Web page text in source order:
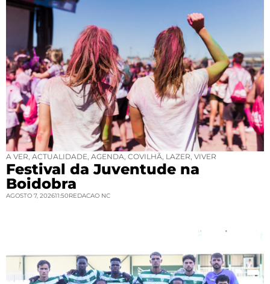
A VER, ACTUALIDADE, AGENDA, COVILHÃ, LAZER, VIVER
Festival da Juventude na
Boidobra
AGOSTO 7, 202611:50REDACAO NC